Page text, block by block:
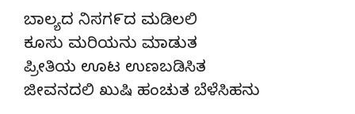
ಬಾಲ್ಯದ ನಿಸಗ೯ದ ಮಡಿಲಲಿ
ಕೂಸು ಮರಿಯನು ಮಾಡುತ
ಪ್ರೀತಿಯ ಊಟ ಉಣಬಡಿಸಿತ
ಜೀವನದಲಿ ಖುಷಿ ಹಂಚುತ ಬೆಳೆಸಿಹನು